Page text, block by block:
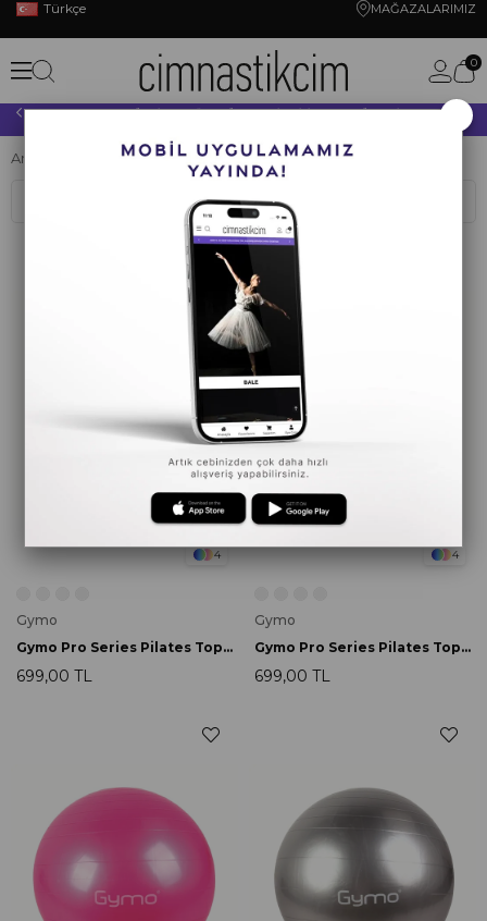
Türkçe MAĞAZALARIMIZ
0
10.000 TL VE ÜZERİ YAPACAĞINIZ TÜM ALIŞVERİŞLERİNİZDE KARGO ÜCRETSİZ!
Anasayfa YOGA PİLATES PİLATES TOPU
4
Gymo
Gymo Pro Series Pilates Topu 65cm Mavi
699,00 TL
4
Gymo
Gymo Pro Series Pilates Topu 65cm Mor
699,00 TL